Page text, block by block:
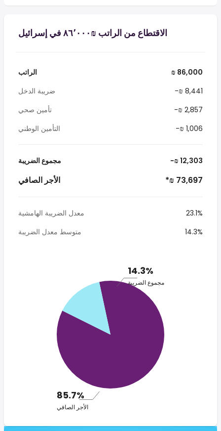
الاقتطاع من الراتب ₪‏٨٦٬٠٠٠ في إسرائيل
الراتب
₪ 86,000
ضريبة الدخل
-₪ 8,441
تأمين صحي
-₪ 2,857
التأمين الوطني
-₪ 1,006
مجموع الضريبة -₪ 12,303
الأجر الصافي *₪ 73,697
معدل الضريبة الهامشية
23.1%
متوسط معدل الضريبة
14.3%
14.3%
مجموع الضريبة
85.7%
الأجر الصافي